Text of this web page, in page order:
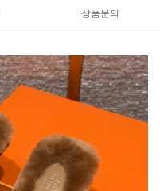
상품문의